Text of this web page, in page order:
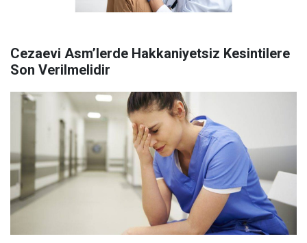
Cezaevi Asm’lerde Hakkaniyetsiz Kesintilere
Son Verilmelidir